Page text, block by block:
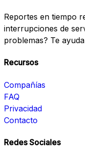
Reportes en tiempo
interrupciones de
problemas? Te
Recursos
Compañías
FAQ
Privacidad
Contacto
Redes Sociales